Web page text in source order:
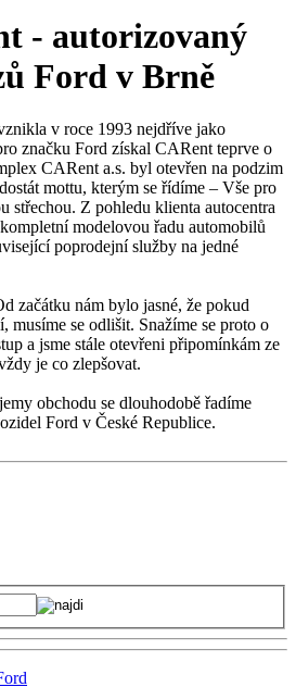
- autorizovaný
Ford v Brně
v roce 1993 nejdříve jako
značku Ford získal CARent teprve o
CARent a.s. byl otevřen na podzim
mottu, kterým se řídíme – Vše pro
střechou. Z pohledu klienta autocentra
modelovou řadu automobilů
poprodejní služby na jedné
začátku nám bylo jasné, že pokud
musíme se odlišit. Snažíme se proto o
a jsme stále otevřeni připomínkám ze
je co zlepšovat.
obchodu se dlouhodobě řadíme
Ford v České Republice.